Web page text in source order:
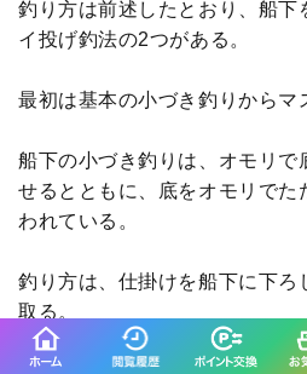
釣り方は前述したとおり、船下
イ投げ釣法の2つがある。
最初は基本の小づき釣りからマ
船下の小づき釣りは、オモリで
せるとともに、底をオモリでた
われている。
釣り方は、仕掛けを船下に下ろ
取る。